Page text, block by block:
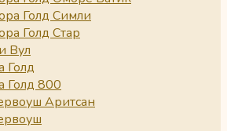
Голд Симли
Голд Стар
Вул
Голд
Голд 800
Аритсан